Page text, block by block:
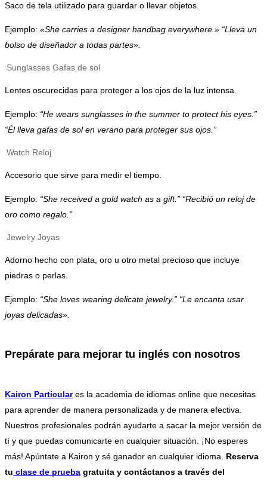
Saco de tela utilizado para guardar o llevar objetos.
Ejemplo: «She carries a designer handbag everywhere.» “Lleva un
bolso de diseñador a todas partes».
Sunglasses Gafas de sol
Lentes oscurecidas para proteger a los ojos de la luz intensa.
Ejemplo: “He wears sunglasses in the summer to protect his eyes.”
“Él lleva gafas de sol en verano para proteger sus ojos.”
Watch Reloj
Accesorio que sirve para medir el tiempo.
Ejemplo: “She received a gold watch as a gift.” “Recibió un reloj de
oro como regalo.”
Jewelry Joyas
Adorno hecho con plata, oro u otro metal precioso que incluye
piedras o perlas.
Ejemplo: “She loves wearing delicate jewelry.” “Le encanta usar
joyas delicadas».
Prepárate para mejorar tu inglés con nosotros
Kairon Particular es la academia de idiomas online que necesitas
para aprender de manera personalizada y de manera efectiva.
Nuestros profesionales podrán ayudarte a sacar la mejor versión de
tí y que puedas comunicarte en cualquier situación. ¡No esperes
más! Apúntate a Kairon y sé ganador en cualquier idioma. Reserva
tu clase de prueba gratuita y contáctanos a través del